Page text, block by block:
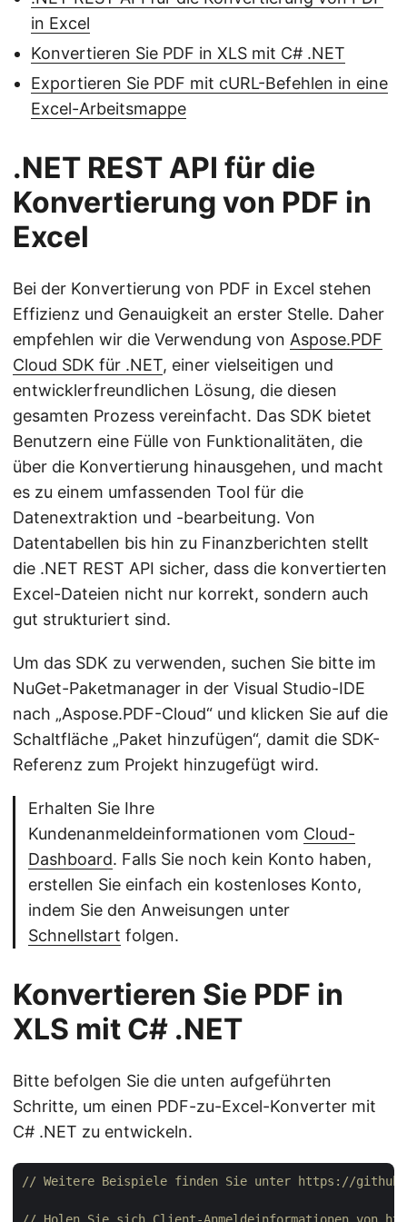
in Excel
Konvertieren Sie PDF in XLS mit C# .NET
Exportieren Sie PDF mit cURL-Befehlen in eine
Excel-Arbeitsmappe
.NET REST API für die
Konvertierung von PDF in
Excel
Bei der Konvertierung von PDF in Excel stehen
Effizienz und Genauigkeit an erster Stelle. Daher
empfehlen wir die Verwendung von Aspose.PDF
Cloud SDK für .NET, einer vielseitigen und
entwicklerfreundlichen Lösung, die diesen
gesamten Prozess vereinfacht. Das SDK bietet
Benutzern eine Fülle von Funktionalitäten, die
über die Konvertierung hinausgehen, und macht
es zu einem umfassenden Tool für die
Datenextraktion und -bearbeitung. Von
Datentabellen bis hin zu Finanzberichten stellt
die .NET REST API sicher, dass die konvertierten
Excel-Dateien nicht nur korrekt, sondern auch
gut strukturiert sind.
Um das SDK zu verwenden, suchen Sie bitte im
NuGet-Paketmanager in der Visual Studio-IDE
nach „Aspose.PDF-Cloud“ und klicken Sie auf die
Schaltfläche „Paket hinzufügen“, damit die SDK-
Referenz zum Projekt hinzugefügt wird.
Erhalten Sie Ihre
Kundenanmeldeinformationen vom Cloud-
Dashboard. Falls Sie noch kein Konto haben,
erstellen Sie einfach ein kostenloses Konto,
indem Sie den Anweisungen unter
Schnellstart folgen.
Konvertieren Sie PDF in
XLS mit C# .NET
Bitte befolgen Sie die unten aufgeführten
Schritte, um einen PDF-zu-Excel-Konverter mit
C# .NET zu entwickeln.
// Weitere Beispiele finden Sie unter https://